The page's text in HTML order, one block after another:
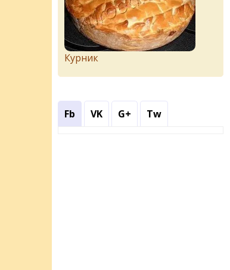
Курник
Fb VK G+ Tw